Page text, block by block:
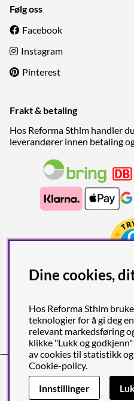
Følg oss
Facebook
Instagram
Pinterest
Frakt & betaling
Hos Reforma Sthlm handler
leverandører innen betaling
Reforma Sthlm AB
Birger Jarlsgatan 57C (Obs!
Dine cookies,
Hos Reforma Sthlm
teknologier for å gi deg
relevant markedsføring
klikke "Lukk og
av cookies til statistikk
Cookie-policy.
Innstillinger